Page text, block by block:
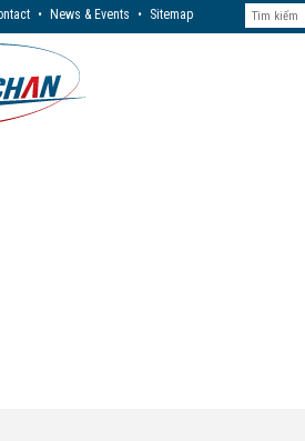
• News & Events • Sitemap